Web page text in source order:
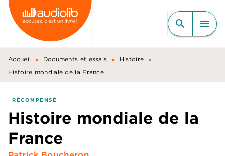
MENU RECHERCHE
CONTENU
PIED DE PAGE
search menu
Accueil • Documents et essais • Histoire •
Histoire mondiale de la France
RÉCOMPENSÉ
Histoire mondiale de la
France